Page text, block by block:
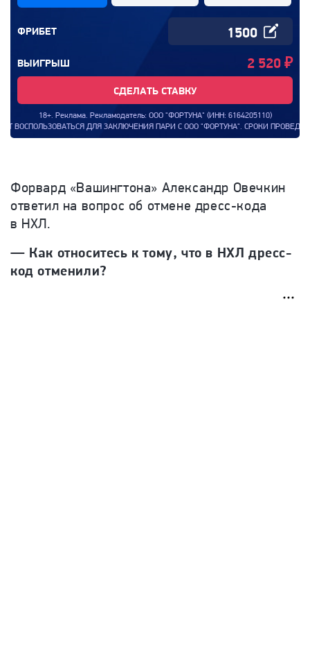
ФРИБЕТ
ВЫИГРЫШ 2 520 ₽
СДЕЛАТЬ СТАВКУ
18+. Реклама. Рекламодатель: ООО "ФОРТУНА" (ИНН: 6164205110)
ДЛЯ ЗАКЛЮЧЕНИЯ ПАРИ С ООО "ФОРТУНА". СРОКИ ПРОВЕДЕНИЯ АКЦИИ:
Форвард «Вашингтона» Александр Овечкин
ответил на вопрос об отмене дресс-кода
в НХЛ.
— Как относитесь к тому, что в НХЛ дресс-
код отменили?